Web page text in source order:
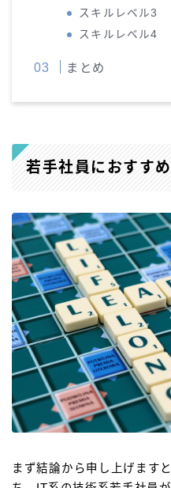
スキルレベル3
スキルレベル4
まとめ
若手社員におすす
まず結論から申し上げます